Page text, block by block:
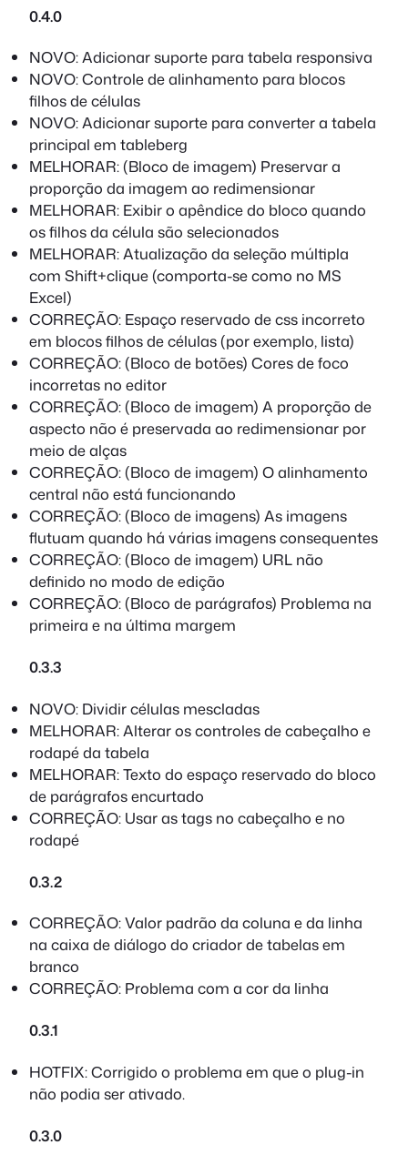
0.4.0
NOVO: Adicionar suporte para tabela responsiva
NOVO: Controle de alinhamento para blocos
filhos de células
NOVO: Adicionar suporte para converter a tabela
principal em tableberg
MELHORAR: (Bloco de imagem) Preservar a
proporção da imagem ao redimensionar
MELHORAR: Exibir o apêndice do bloco quando
os filhos da célula são selecionados
MELHORAR: Atualização da seleção múltipla
com Shift+clique (comporta-se como no MS
Excel)
CORREÇÃO: Espaço reservado de css incorreto
em blocos filhos de células (por exemplo, lista)
CORREÇÃO: (Bloco de botões) Cores de foco
incorretas no editor
CORREÇÃO: (Bloco de imagem) A proporção de
aspecto não é preservada ao redimensionar por
meio de alças
CORREÇÃO: (Bloco de imagem) O alinhamento
central não está funcionando
CORREÇÃO: (Bloco de imagens) As imagens
flutuam quando há várias imagens consequentes
CORREÇÃO: (Bloco de imagem) URL não
definido no modo de edição
CORREÇÃO: (Bloco de parágrafos) Problema na
primeira e na última margem
0.3.3
NOVO: Dividir células mescladas
MELHORAR: Alterar os controles de cabeçalho e
rodapé da tabela
MELHORAR: Texto do espaço reservado do bloco
de parágrafos encurtado
CORREÇÃO: Usar as tags no cabeçalho e no
rodapé
0.3.2
CORREÇÃO: Valor padrão da coluna e da linha
na caixa de diálogo do criador de tabelas em
branco
CORREÇÃO: Problema com a cor da linha
0.3.1
HOTFIX: Corrigido o problema em que o plug-in
não podia ser ativado.
0.3.0